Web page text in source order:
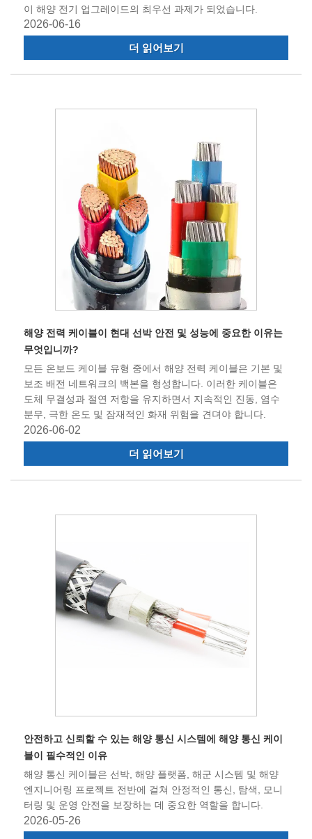
이 해양 전기 업그레이드의 최우선 과제가 되었습니다.
2026-06-16
더 읽어보기
해양 전력 케이블이 현대 선박 안전 및 성능에 중요한 이유는
무엇입니까?
모든 온보드 케이블 유형 중에서 해양 전력 케이블은 기본 및
보조 배전 네트워크의 백본을 형성합니다. 이러한 케이블은
도체 무결성과 절연 저항을 유지하면서 지속적인 진동, 염수
분무, 극한 온도 및 잠재적인 화재 위험을 견뎌야 합니다.
2026-06-02
더 읽어보기
안전하고 신뢰할 수 있는 해양 통신 시스템에 해양 통신 케이
블이 필수적인 이유
해양 통신 케이블은 선박, 해양 플랫폼, 해군 시스템 및 해양
엔지니어링 프로젝트 전반에 걸쳐 안정적인 통신, 탐색, 모니
터링 및 운영 안전을 보장하는 데 중요한 역할을 합니다.
2026-05-26